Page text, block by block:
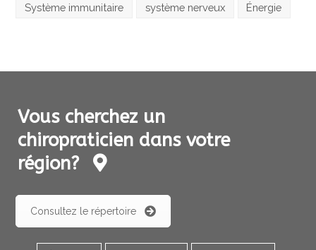
Système immunitaire système nerveux Énergie
Vous cherchez un
chiropraticien dans votre
région?
Consultez le répertoire